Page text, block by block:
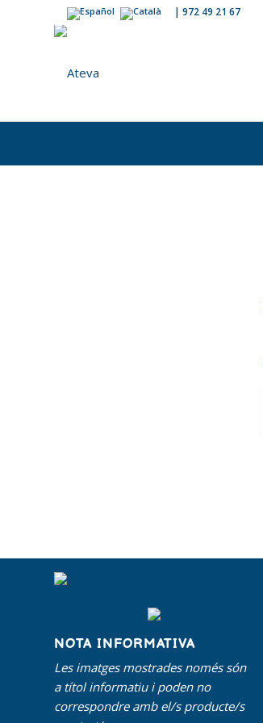
| 972 49 21 67
NOTA INFORMATIVA
Les imatges mostrades només són
a títol informatiu i poden no
correspondre amb el/s producte/s